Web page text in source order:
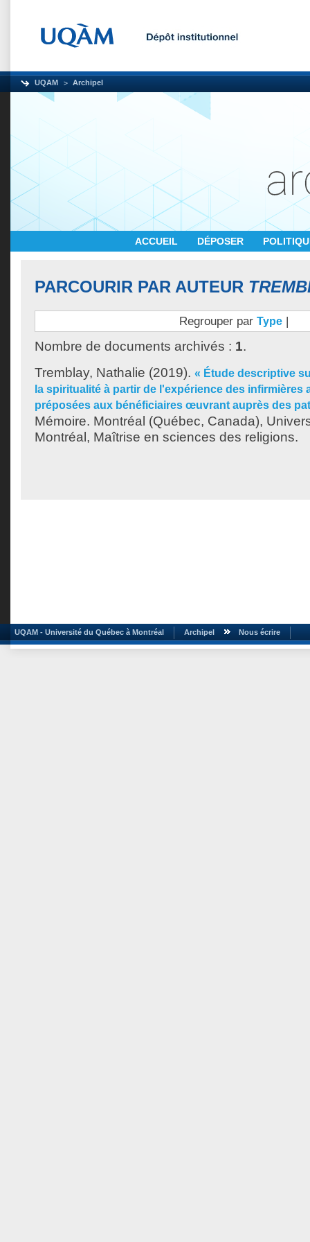
UQAM Archipel
ACCUEIL DÉPOSER
PARCOURIR PAR AUTEUR
Regrouper par Type |
Nombre de documents archivés : 1.
Tremblay, Nathalie (2019). « Étude descriptive
la spiritualité à partir de l'expérience des infirmières
préposées aux bénéficiaires œuvrant auprès des
Mémoire. Montréal (Québec, Canada),
Montréal, Maîtrise en sciences des religions.
UQAM - Université du Québec à Montréal Archipel Nous écrire